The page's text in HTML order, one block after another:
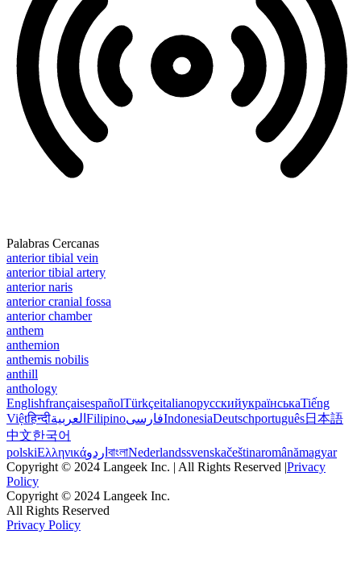
Palabras Cercanas
anterior tibial vein
anterior tibial artery
anterior naris
anterior cranial fossa
anterior chamber
anthem
anthemion
anthemis nobilis
anthill
anthology
EnglishfrançaisespañolTürkçeitalianoрусскийукраїнськаTiếng
Việtहिन्दीالعربية FilipinoفارسیIndonesiaDeutschportuguês日本語
中文한국어
polskiΕλληνικάاردو বাংলাNederlandssvenskačeštinaromânămagyar
Copyright © 2024 Langeek Inc. | All Rights Reserved |Privacy
Policy
Copyright © 2024 Langeek Inc.
All Rights Reserved
Privacy Policy